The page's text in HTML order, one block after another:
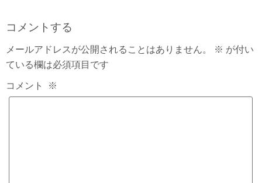
コメントする
メールアドレスが公開されることはありません。 ※ が付い
ている欄は必須項目です
コメント ※